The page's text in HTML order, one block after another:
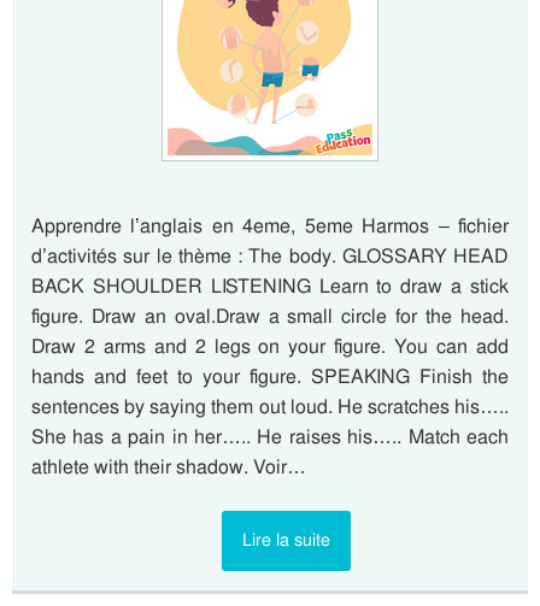
Apprendre l’anglais en 4eme, 5eme Harmos – fichier
d’activités sur le thème : The body. GLOSSARY HEAD
BACK SHOULDER LISTENING Learn to draw a stick
figure. Draw an oval.Draw a small circle for the head.
Draw 2 arms and 2 legs on your figure. You can add
hands and feet to your figure. SPEAKING Finish the
sentences by saying them out loud. He scratches his…..
She has a pain in her….. He raises his….. Match each
athlete with their shadow. Voir…
Lire la suite